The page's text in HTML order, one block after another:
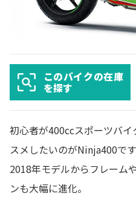
このバイクの在庫
を探す
初心者が400ccスポーツバ
スメしたいのがNinja400です
2018年モデルからフレーム
ンも大幅に進化。